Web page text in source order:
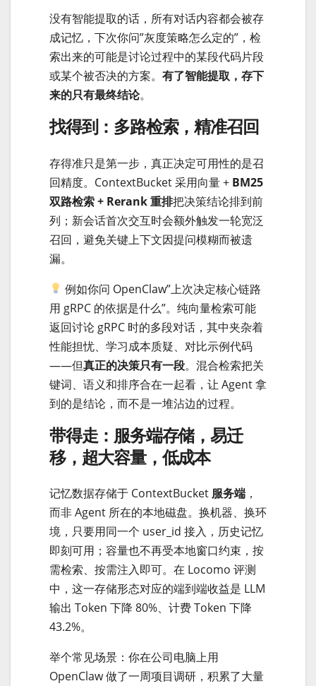
没有智能提取的话，所有对话内容都会被存
成记忆，下次你问”灰度策略怎么定的”，检
索出来的可能是讨论过程中的某段代码片段
或某个被否决的方案。 有了智能提取，存下
来的只有最终结论。
找得到：多路检索，精准召回
存得准只是第一步，真正决定可用性的是召
回精度。ContextBucket 采用向量 + BM25
双路检索 + Rerank 重排把决策结论排到前
列；新会话首次交互时会额外触发一轮宽泛
召回，避免关键上下文因提问模糊而被遗
漏。
例如你问 OpenClaw”上次决定核心链路
用 gRPC 的依据是什么”。纯向量检索可能
返回讨论 gRPC 时的多段对话，其中夹杂着
性能担忧、学习成本质疑、对比示例代码
——但真正的决策只有一段。混合检索把关
键词、语义和排序合在一起看，让 Agent 拿
到的是结论，而不是一堆沾边的过程。
带得走：服务端存储，易迁
移，超大容量，低成本
记忆数据存储于 ContextBucket 服务端 ，
而非 Agent 所在的本地磁盘。换机器、换环
境，只要用同一个 user_id 接入，历史记忆
即刻可用；容量也不再受本地窗口约束，按
需检索、按需注入即可。在 Locomo 评测
中，这一存储形态对应的端到端收益是 LLM
输出 Token 下降 80%、计费 Token 下降
43.2%。
举个常见场景：你在公司电脑上用
OpenClaw 做了一周项目调研，积累了大量